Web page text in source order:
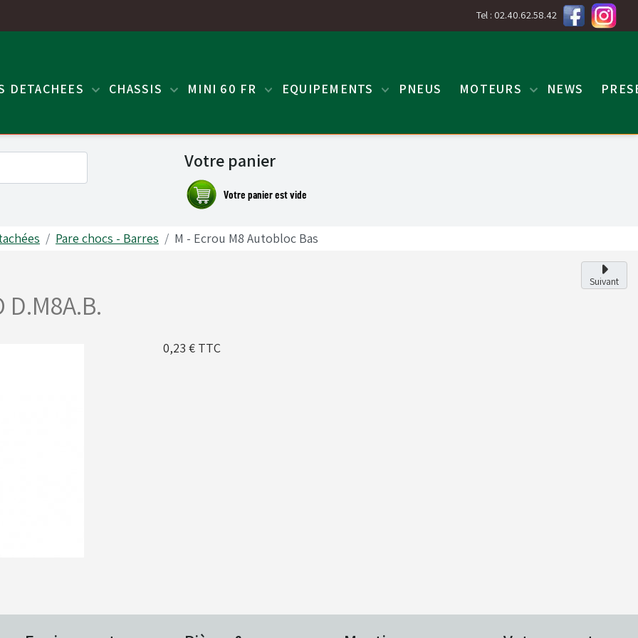
Tel : 02.40.62.58.42
DETACHEES CHASSIS MINI 60 FR EQUIPEMENTS PNEUS MOTEURS NEWS
Votre panier
Pare chocs - Barres M - Ecrou M8 Autobloc Bas
Suivant
D.M8A.B.
0,23 € TTC